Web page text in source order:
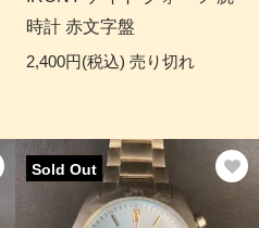
時計 赤文字盤
2,400円(税込) 売り切れ
Sold Out